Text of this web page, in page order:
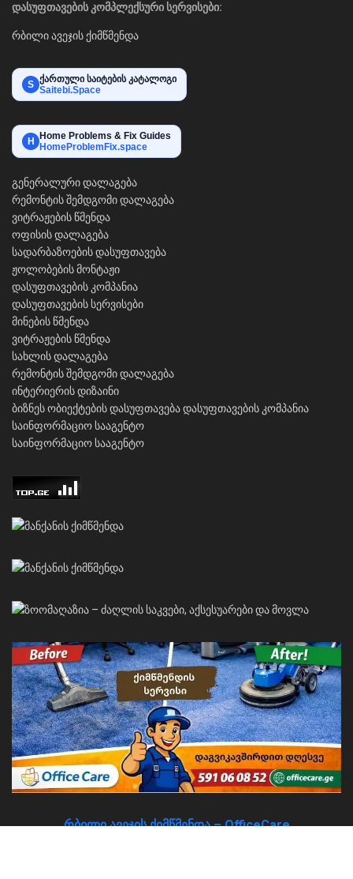
დასუფთავების კომპლექსური სერვისები:
რბილი ავეჯის ქიმწმენდა
S ქართული საიტების კატალოგი
Saitebi.Space
H
Home Problems & Fix Guides
HomeProblemFix.space
გენერალური დალაგება
რემონტის შემდგომი დალაგება
ვიტრაჟების წმენდა
ოფისის დალაგება
სადარბაზოების დასუფთავება
ჟოლობების მონტაჟი
დასუფთავების კომპანია
დასუფთავების სერვისები
მინების წმენდა
ვიტრაჟების წმენდა
სახლის დალაგება
რემონტის შემდგომი დალაგება
ინტერიერის დიზაინი
ბიზნეს ობიექტების დასუფთავებადასუფთავების კომპანია
საინფორმაციო სააგენტო
საინფორმაციო სააგენტო
რბილი ავეჯის ქიმწმენდა – OfficeCare